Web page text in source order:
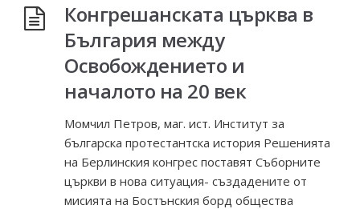
Конгрешанската църква в
България между
Освобождението и
началото на 20 век
Момчил Петров, маг. ист. Институт за
българска протестантска история Решенията
на Берлинския конгрес поставят Съборните
църкви в нова ситуация- създадените от
мисията на Бостънския борд общества